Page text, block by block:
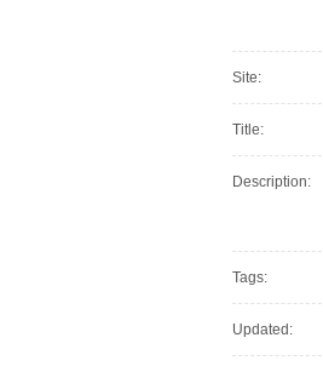
Site:
Title:
Description:
Tags:
Updated: